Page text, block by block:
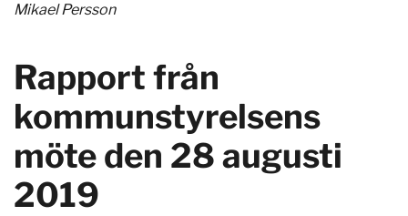
Mikael Persson
Rapport från
kommunstyrelsens
möte den 28 augusti
2019